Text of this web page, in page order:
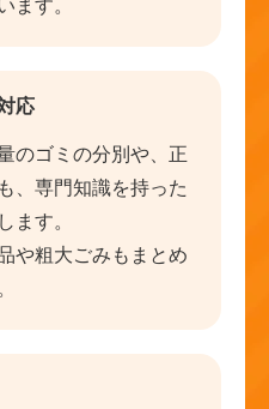
ます。
応
のゴミの分別や、正
、専門知識を持った
ます。
や粗大ごみもまとめ